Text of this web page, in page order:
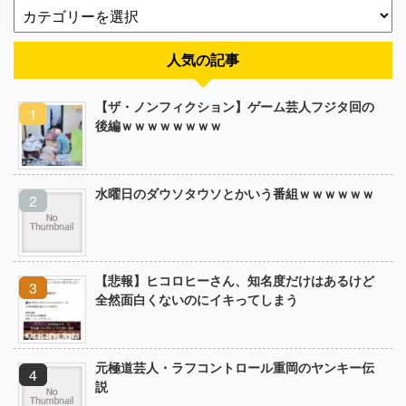
人気の記事
【ザ・ノンフィクション】ゲーム芸人フジタ回の
後編ｗｗｗｗｗｗｗｗ
水曜日のダウソタウソとかいう番組ｗｗｗｗｗｗ
【悲報】ヒコロヒーさん、知名度だけはあるけど
全然面白くないのにイキってしまう
元極道芸人・ラフコントロール重岡のヤンキー伝
説